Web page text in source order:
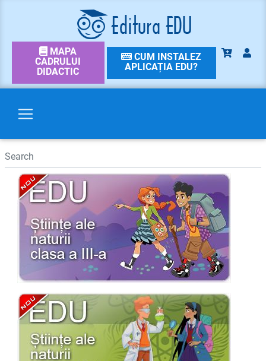
MAPA
CADRULUI
DIDACTIC
CUM INSTALEZ
APLICAȚIA EDU?